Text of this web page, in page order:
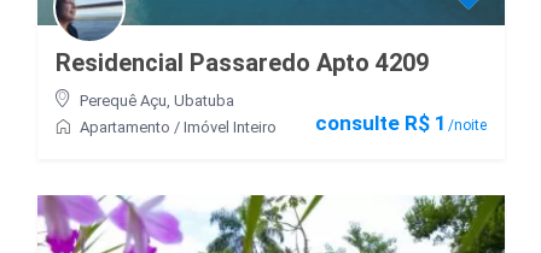
consulte R$ 1 /noite
Residencial Passaredo Apto 4209
Perequê Açu Ubatuba
Apartamento / Imóvel Inteiro